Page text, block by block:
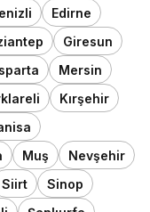
Edirne
Giresun
Mersin
Kırşehir
Muş
Nevşehir
Siirt
Sinop